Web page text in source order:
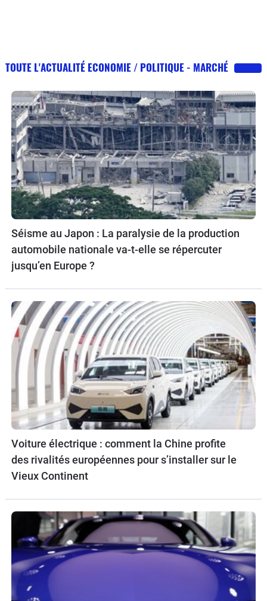
TOUTE L'ACTUALITÉ ECONOMIE / POLITIQUE - MARCHÉ
Séisme au Japon : La paralysie de la production
automobile nationale va-t-elle se répercuter
jusqu’en Europe ?
Voiture électrique : comment la Chine profite
des rivalités européennes pour s’installer sur le
Vieux Continent